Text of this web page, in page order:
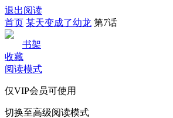
退出阅读
首页 某天变成了幼龙 第7话
书架
收藏
阅读模式
仅VIP会员可使用
切换至高级阅读模式